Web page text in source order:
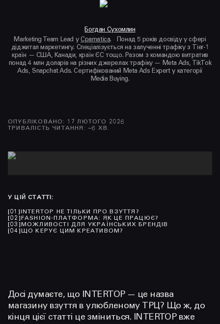
Богдан Сухомлин
Marketing Team Lead у Cpamatica. Понад 5 років досвіду у сфері
діджитал маркетингу. Спеціалізується на залученні трафіку з Tier-1
країн — США, Канади, країн ЄС тощо. Разом з командою витратив
понад 4 млн доларів на різних джерелах трафіку — Meta Ads, TikTok
Ads, Snapchat Ads. Сертифікований Meta Ads Expert у категорії
Media Buying.
ОПУБЛІКОВАНО :
17 ЛЮТОГО 2026
ТРИВАЛІСТЬ ЧИТАННЯ : ~6 ХВ.
У ЦІЙ СТАТТІ:
[01 ]
INTERTOP НЕ ТІЛЬКИ ПРО ВЗУТТЯ?
[02 ] FASHION-ПЛАТФОРМА: ЯК ЦЕ ПРАЦЮЄ?
[03 ] МОЖЛИВОСТІ ДЛЯ УКРАЇНСЬКИХ БРЕНДІВ
[04 ] ЩО КЕРУЄ ЦИМ КРЕАТИВОМ?
Досі думаєте, що INTERTOP — це назва
магазину взуття в улюбленому ТРЦ? Що ж, до
кінця цієї статті це зміниться. INTERTOP вже